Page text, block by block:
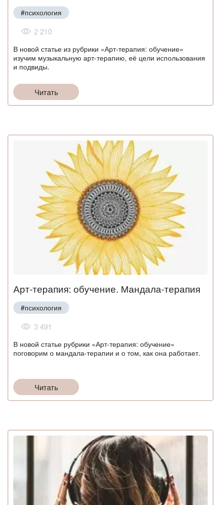
#психология
2 210
В новой статье из рубрики «Арт-терапия: обучение»
изучим музыкальную арт-терапию, её цели использования
и подвиды.
Читать
Арт-терапия: обучение. Мандала-терапия
#психология
3 491
В новой статье рубрики «Арт-терапия: обучение»
поговорим о мандала-терапии и о том, как она работает.
Читать